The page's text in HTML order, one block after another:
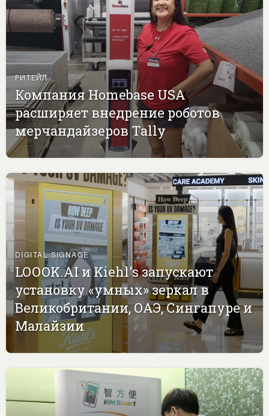
РИТЕЙЛ
Компания Homebase USA
расширяет внедрение роботов
мерчандайзеров Tally
DIGITAL SIGNAGE
LOOOK.AI и Kiehl's запускают
установку «умных» зеркал в
Великобритании, ОАЭ, Сингапуре и
Малайзии